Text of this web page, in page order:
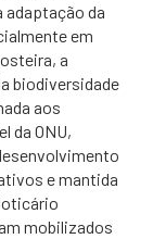
adaptação da
em
a
biodiversidade
aos
da ONU,
e mantida
mobilizados